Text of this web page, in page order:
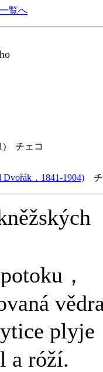
覧へ
チェコ
，1841-1904) チ
，
plyje
a róží.